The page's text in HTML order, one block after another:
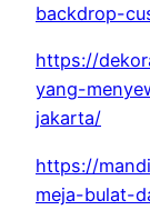
backdrop-
https://
yang-
jakarta/
https://
meja-bulat-